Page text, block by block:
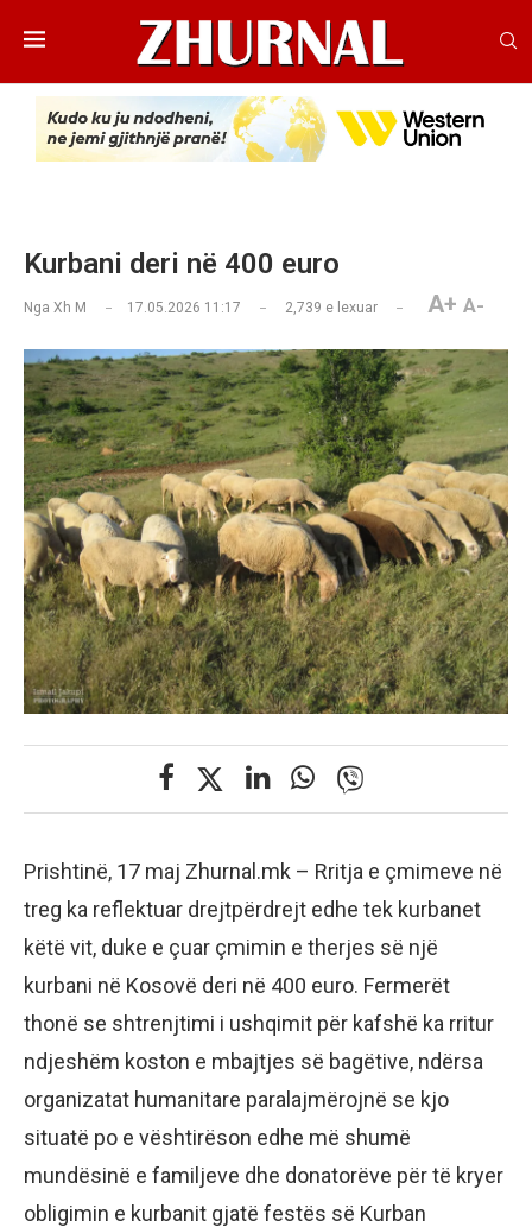
​Kurbani deri në 400 euro
Nga Xh M 17.05.2026 11:17 2,739 e lexuar A+ A-
Prishtinë, 17 maj Zhurnal.mk – Rritja e çmimeve në
treg ka reflektuar drejtpërdrejt edhe tek kurbanet
këtë vit, duke e çuar çmimin e therjes së një
kurbani në Kosovë deri në 400 euro. Fermerët
thonë se shtrenjtimi i ushqimit për kafshë ka rritur
ndjeshëm koston e mbajtjes së bagëtive, ndërsa
organizatat humanitare paralajmërojnë se kjo
situatë po e vështirëson edhe më shumë
mundësinë e familjeve dhe donatorëve për të kryer
obligimin e kurbanit gjatë festës së Kurban